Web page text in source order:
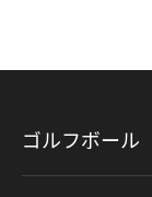
ゴルフボール